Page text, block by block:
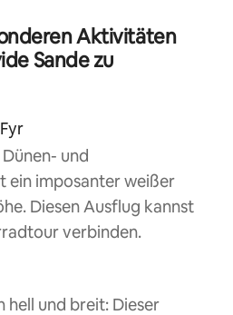
Aktivitäten
Sande zu
und
ein imposanter weißer
Diesen Ausflug kannst
verbinden.
hell und breit: Dieser